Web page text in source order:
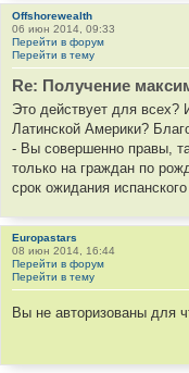
Offshorewealth
06 июн 2014, 09:33
Перейти в форум
Перейти в тему
Re: Получение
Это действует для всех?
Латинской Америки?
- Вы совершенно правы,
только на граждан по
срок ожидания
Europastars
08 июн 2014, 16:44
Перейти в форум
Перейти в тему
Вы не авторизованы для